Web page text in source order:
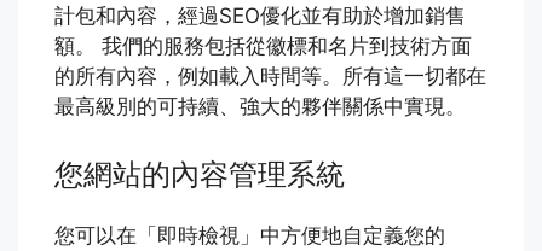
計包和內容，經過SEO優化並有助於增加銷售
額。 我們的服務包括從徽標和名片到技術方面
的所有內容，例如載入時間等。所有這一切都在
最高級別的可持續、強大的夥伴關係中實現。
您網站的內容管理系統
您可以在「即時檢視」中方便地自定義您的